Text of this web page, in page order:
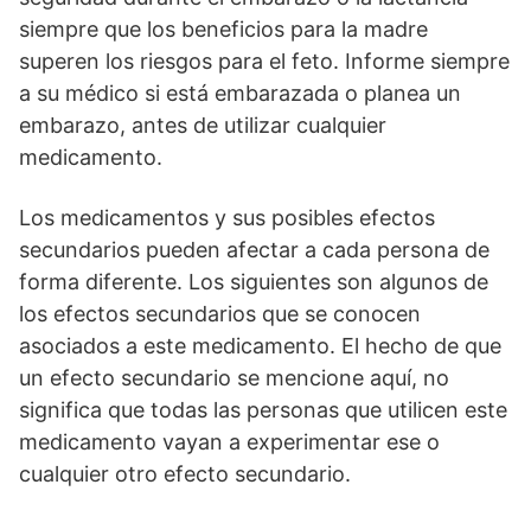
siempre que los beneficios para la madre
superen los riesgos para el feto. Informe siempre
a su médico si está embarazada o planea un
embarazo, antes de utilizar cualquier
medicamento.
Los medicamentos y sus posibles efectos
secundarios pueden afectar a cada persona de
forma diferente. Los siguientes son algunos de
los efectos secundarios que se conocen
asociados a este medicamento. El hecho de que
un efecto secundario se mencione aquí, no
significa que todas las personas que utilicen este
medicamento vayan a experimentar ese o
cualquier otro efecto secundario.